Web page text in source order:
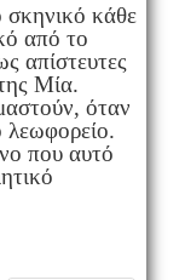
κάθε
από το
απίστευτες
Μία.
όταν
λεωφορείο.
που αυτό